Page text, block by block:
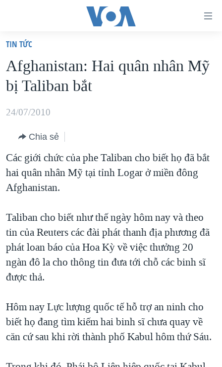
truy
cập
Tới
dung
chính
điều
hướng
chính
tới
"Tìm"
VIỆT NAM
HOA KỲ
BIỂN ĐÔNG
BLOG
DIỄN ĐÀN
MỤC
VẠCH TRẦN TIN GIẢ
NGƯỜI VIỆT HẢI NGOẠI
ĐỜI SỐNG
SỨC KHOẺ
VĂN HOÁ
THỂ THAO
CHUYÊN ĐỀ
CHIẾN TRANH THƯƠNG MẠI CỦA MỸ: QUÁ KHỨ VÀ HIỆN
HÀNH TRÌNH BẦU CỬ 2024
MỘT NĂM CHIẾN TRANH TẠI DẢI GAZA
GIẢI MÃ VÀNH ĐAI & CON ĐƯỜNG
TRỊNH VĨNH BÌNH - NGƯỜI HẠ 'BÊN THẮNG CUỘC'
GROUND ZERO – XƯA VÀ NAY
HỌC TIẾNG ANH
VIDEO
NGHE
MẠNG XÃ HỘI
Ngôn ngữ khác
TIN TỨC
Afghanistan: Hai quân nhân Mỹ
bị Taliban bắt
24/07/2010
Chia sẻ
Các giới chức của phe Taliban cho biết họ đã bắt
hai quân nhân Mỹ tại tỉnh Logar ở miền đông
Afghanistan.
Taliban cho biết như thế ngày hôm nay và theo
tin của Reuters các đài phát thanh địa phương đã
phát loan báo của Hoa Kỳ về việc thưởng 20
ngàn đô la cho thông tin đưa tới chỗ các binh sĩ
được thả.
Hôm nay Lực lượng quốc tế hỗ trợ an ninh cho
biết họ đang tìm kiếm hai binh sĩ chưa quay về
căn cứ sau khi rời thành phố Kabul hôm thứ Sáu.